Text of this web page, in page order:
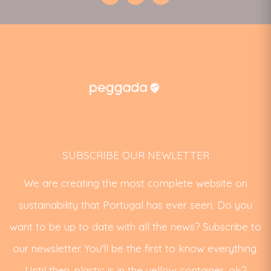
SUBSCRIBE OUR NEWLETTER
We are creating the most complete website on
sustainability that Portugal has ever seen. Do you
want to be up to date with all the news? Subscribe to
our newsletter. You'll be the first to know everything.